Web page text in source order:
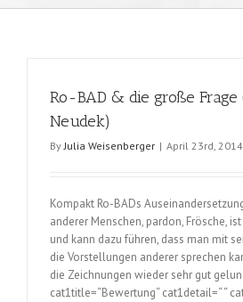
Ro-BAD & die große Frage
Neudek)
ByJulia Weisenberger | April 23rd, 2014
Kompakt Ro-BADs
anderer Menschen, pardon, Frösche,
und kann dazu führen, dass man mit
die Vorstellungen anderer sprechen
die Zeichnungen wieder sehr gut
cat1title=“Bewertung“ cat1detail=“ “